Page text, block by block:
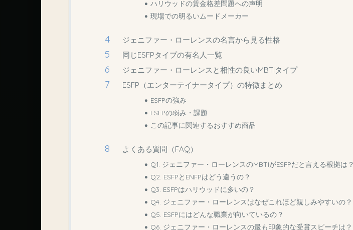
ハリウッドの賃金格差問題への声明
現場での明るいムードメーカー
ジェニファー・ローレンスの名言から見る性格
同じESFPタイプの有名人一覧
ジェニファー・ローレンスと相性の良いMBTIタイプ
ESFP（エンターテイナータイプ）の特徴まとめ
ESFPの強み
ESFPの弱み・課題
この記事に関連するおすすめ商品
よくある質問（FAQ）
Q1. ジェニファー・ローレンスのMBTIがESFPだと言える根拠は？
Q2. ESFPとENFPはどう違うの？
Q3. ESFPはハリウッドに多いの？
Q4. ジェニファー・ローレンスはなぜこれほど親しみやすいの？
Q5. ESFPにはどんな職業が向いているの？
Q6. ジェニファー・ローレンスの最も印象的な受賞スピーチは？